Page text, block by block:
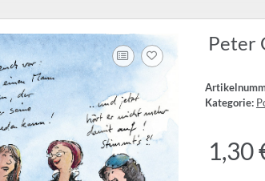
Peter
Kategorie:
1,30